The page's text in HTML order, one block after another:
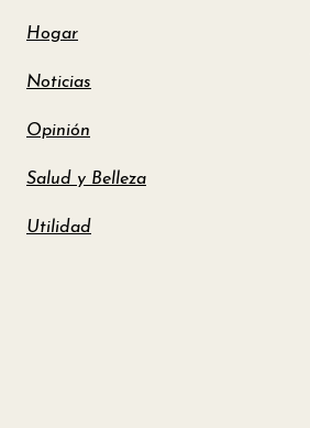
Hogar
Noticias
Opinión
Salud y Belleza
Utilidad